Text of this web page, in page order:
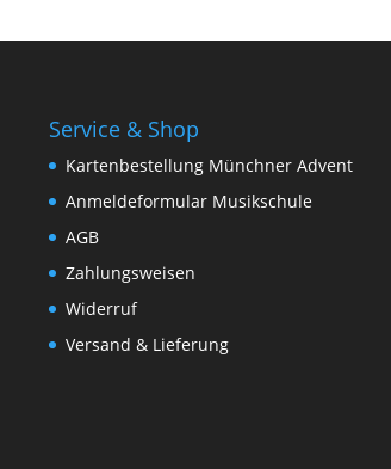
Service & Shop
Kartenbestellung Münchner Advent
Anmeldeformular Musikschule
AGB
Zahlungsweisen
Widerruf
Versand & Lieferung